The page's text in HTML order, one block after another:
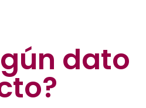
dato